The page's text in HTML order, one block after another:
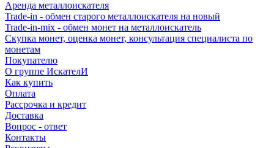
Аренда металлоискателя
Trade-in - обмен старого металлоискателя на новый
Trade-in-mix - обмен монет на металлоискатель
Скупка монет, оценка монет, консультация специалиста по
монетам
Покупателю
О группе ИскателИ
Как купить
Оплата
Рассрочка и кредит
Доставка
Вопрос - ответ
Контакты